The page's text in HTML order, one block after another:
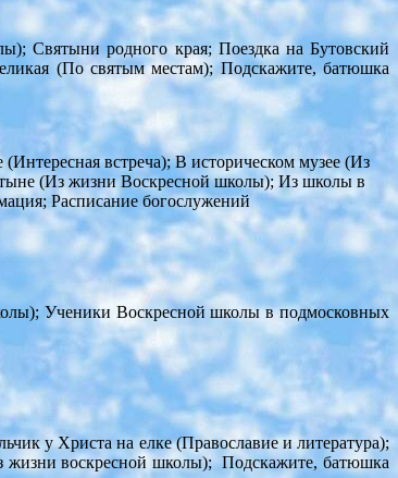
Святыни родного края; Поездка на Бутовский
(По святым местам); Подскажите, батюшка
встреча); В историческом музее (Из
(Из жизни Воскресной школы); Из школы в
Расписание богослужений
Ученики Воскресной школы в подмосковных
у Христа на елке (Православие и литература);
жизни воскресной школы); Подскажите, батюшка